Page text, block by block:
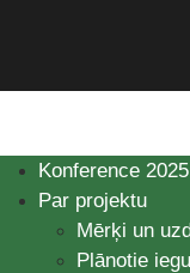
Konference 2025
Par projektu
Mērķi un
Plānotie